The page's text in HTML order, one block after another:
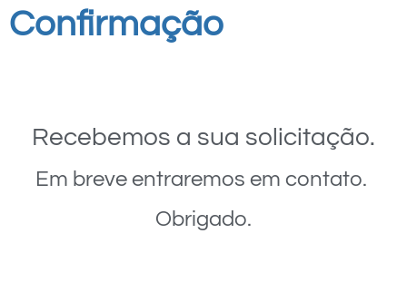
Confirmação
Recebemos a sua solicitação.
Em breve entraremos em contato.
Obrigado.